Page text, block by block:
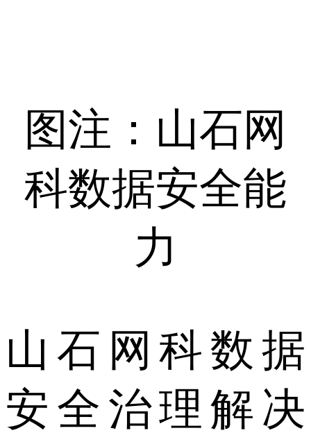
图注：山石网
科数据安全能
力
山石网科数据
安全治理解决